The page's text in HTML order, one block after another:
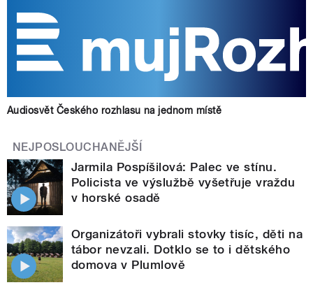
Audiosvět Českého rozhlasu na jednom místě
NEJPOSLOUCHANĚJŠÍ
Jarmila Pospíšilová: Palec ve stínu.
Policista ve výslužbě vyšetřuje vraždu
v horské osadě
Organizátoři vybrali stovky tisíc, děti na
tábor nevzali. Dotklo se to i dětského
domova v Plumlově